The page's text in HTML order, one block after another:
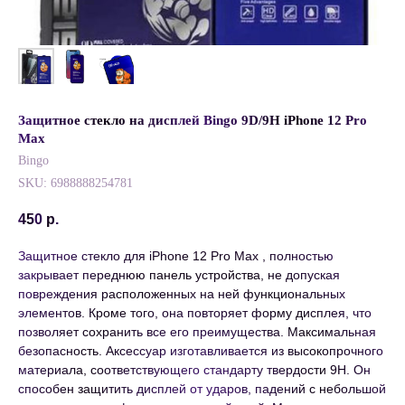
Защитное стекло на дисплей Bingo 9D/9H iPhone 12 Pro
Max
Bingo
SKU: 6988888254781
450 р.
Защитное стекло для iPhone 12 Pro Max , полностью
закрывает переднюю панель устройства, не допуская
повреждения расположенных на ней функциональных
элементов. Кроме того, она повторяет форму дисплея, что
позволяет сохранить все его преимущества. Максимальная
безопасность. Аксессуар изготавливается из высокопрочного
материала, соответствующего стандарту твердости 9H. Он
способен защитить дисплей от ударов, падений с небольшой